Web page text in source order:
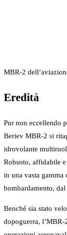
MBR-2
Eredità
Pur non eccellendo
Beriev MBR-2 si
idrovolante
Robusto, affidabile
in una vasta
bombardamento,
Benché sia stato
dopoguerra,